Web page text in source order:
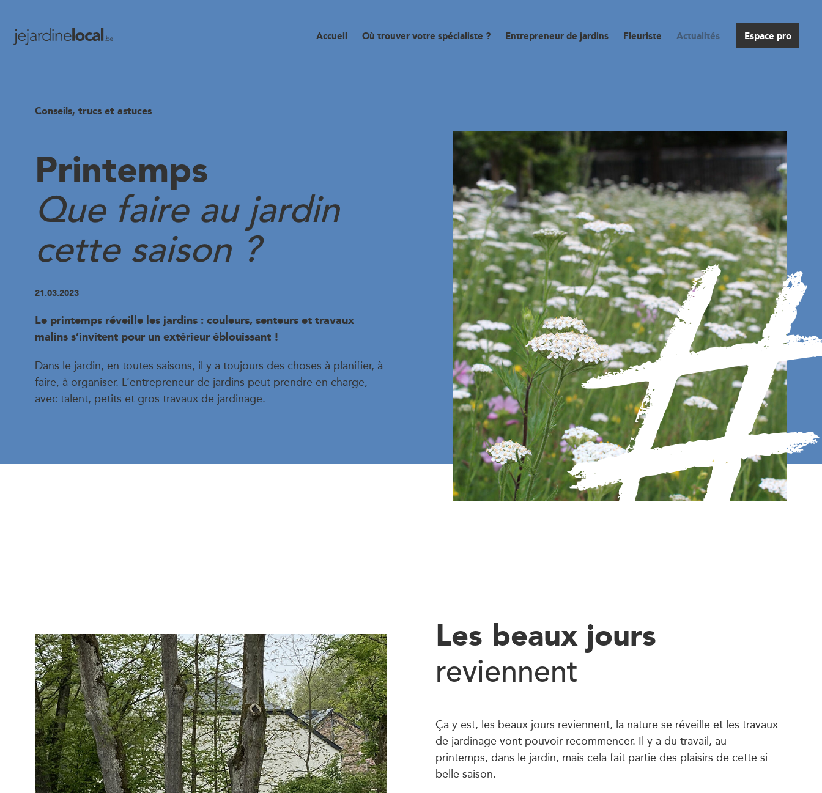
Accueil Où trouver votre spécialiste ? Entrepreneur de jardins Fleuriste Actualités Espace pro
Conseils, trucs et astuces
Printemps
Que faire au jardin
cette saison ?
21.03.2023
Le printemps réveille les jardins : couleurs, senteurs et travaux
malins s’invitent pour un extérieur éblouissant !
Dans le jardin, en toutes saisons, il y a toujours des choses à planifier, à
faire, à organiser. L’entrepreneur de jardins peut prendre en charge,
avec talent, petits et gros travaux de jardinage.
Les beaux jours
reviennent
Ça y est, les beaux jours reviennent, la nature se réveille et les travaux
de jardinage vont pouvoir recommencer. Il y a du travail, au
printemps, dans le jardin, mais cela fait partie des plaisirs de cette si
belle saison.